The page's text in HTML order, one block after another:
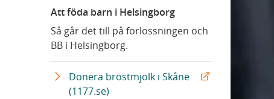
Att föda barn i Helsingborg
Så går det till på förlossningen och
BB i Helsingborg.
Donera bröstmjölk i Skåne
(1177.se)